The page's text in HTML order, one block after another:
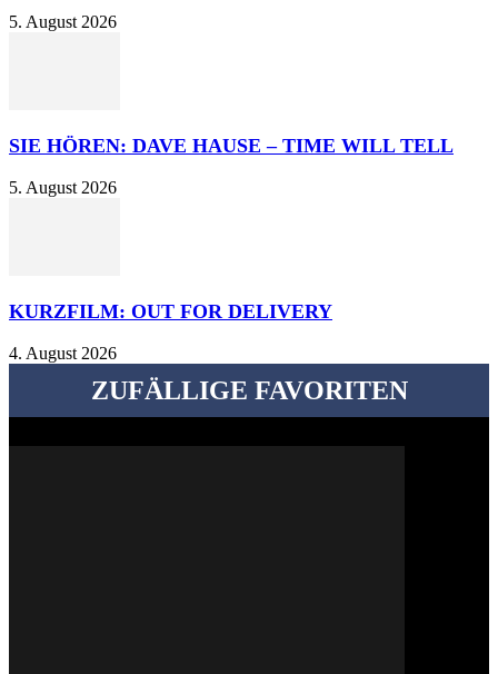
5. August 2026
SIE HÖREN: DAVE HAUSE – TIME WILL TELL
5. August 2026
KURZFILM: OUT FOR DELIVERY
4. August 2026
ZUFÄLLIGE FAVORITEN